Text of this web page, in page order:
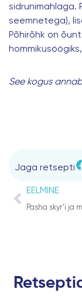
sidrunimahlaga.
seemnetega),
Põhirõhk on
See kogus
Jaga retsepti
Prev
EELMINE
Pasha skyr’i ja